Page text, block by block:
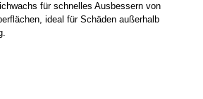
für schnelles Ausbessern von
ideal für Schäden außerhalb